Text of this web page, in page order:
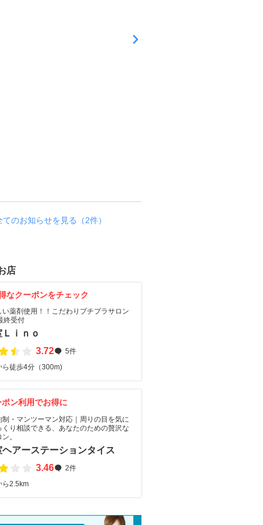
てのお知らせを見る（2件）
店
なクーポンをチェック
い薬剤使用！！こだわりプチプラサロン
終受付
ｉｎｏ
3.72
5件
ら徒歩4分（300m)
ポン利用でお得に
制・マンツーマン対応｜周りの目を気に
くり相談できる、あなたのための贅沢な
。
ヘアーステーションタイス
3.46
2件
ら2.5km